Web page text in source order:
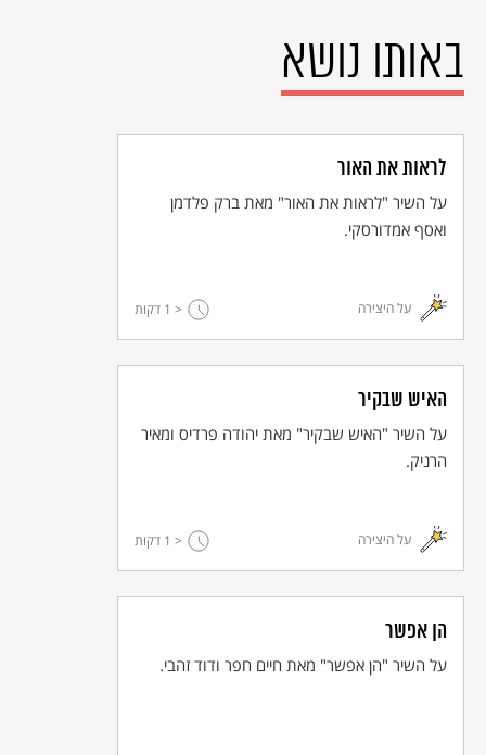
באותו נושא
לראות את האור
על השיר "לראות את האור" מאת ברק פלדמן
ואסף אמדורסקי.
על היצירה < 1 דקות
האיש שבקיר
על השיר "האיש שבקיר" מאת יהודה פרדיס ומאיר
הרניק.
על היצירה < 1 דקות
הן אפשר
על השיר "הן אפשר" מאת חיים חפר ודוד זהבי.